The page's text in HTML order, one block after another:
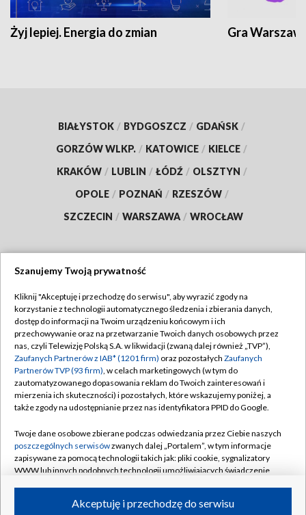
Żyj lepiej. Energia do zmian Gra
BIAŁYSTOK / BYDGOSZCZ / GDAŃSK /
GORZÓW WLKP. / KATOWICE / KIELCE /
KRAKÓW / LUBLIN / ŁÓDŹ / OLSZTYN /
OPOLE / POZNAŃ / RZESZÓW /
SZCZECIN / WARSZAWA / WROCŁAW
TVP
Abonament TVP
Emisja w TVP
Centrum informacji TVP
Naziemna Telewizja Cyfrowa
Rada Programowa
System NOS
Informacje o nadawcy
Program dla prasy
Regulamin TVP
Polityka prywatności
Moje zgody
Pomoc
Kontakt
Kanały
Szanujemy Twoją prywatność
Kliknij "Akceptuję i przechodzę do serwisu", aby wyrazić zgody na
korzystanie z technologii automatycznego śledzenia i zbierania danych,
dostęp do informacji na Twoim urządzeniu końcowym i ich
przechowywanie oraz na przetwarzanie Twoich danych osobowych przez
nas, czyli Telewizję Polską S.A. w likwidacji (zwaną dalej również „TVP”),
Zaufanych Partnerów z IAB* (1201 firm) oraz pozostałych Zaufanych
Partnerów TVP (93 firm), w celach marketingowych (w tym do
zautomatyzowanego dopasowania reklam do Twoich zainteresowań i
mierzenia ich skuteczności) i pozostałych, które wskazujemy poniżej, a
także zgody na udostępnianie przez nas identyfikatora PPID do Google.
Twoje dane osobowe zbierane podczas odwiedzania przez Ciebie naszych
poszczególnych serwisówzwanych dalej „Portalem”, w tym informacje
zapisywane za pomocą technologii takich jak: pliki cookie, sygnalizatory
WWW lub innych podobnych technologii umożliwiających świadczenie
ruchu w Internecie.Akceptuję i przechodzę do serwisu